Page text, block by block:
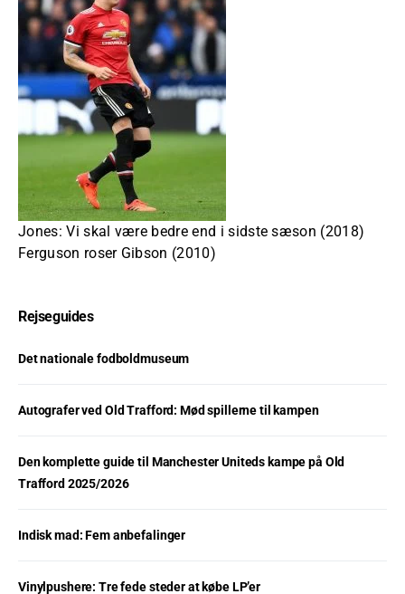
Jones: Vi skal være bedre end i sidste sæson (2018)
Ferguson roser Gibson (2010)
Rejseguides
Det nationale fodboldmuseum
Autografer ved Old Trafford: Mød spillerne til kampen
Den komplette guide til Manchester Uniteds kampe på Old
Trafford 2025/2026
Indisk mad: Fem anbefalinger
Vinylpushere: Tre fede steder at købe LP’er